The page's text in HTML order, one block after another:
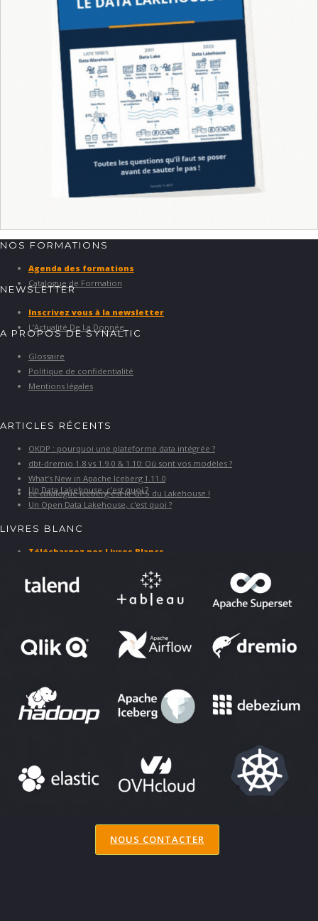
NOS FORMATIONS
Agenda des formations
Catalogue de Formation
NEWSLETTER
Inscrivez vous à la newsletter
L’Actualité De La Donnée
A PROPOS DE SYNALTIC
Glossaire
Politique de confidentialité
Mentions légales
ARTICLES RÉCENTS
OKDP : pourquoi une plateforme data intégrée ?
dbt-dremio 1.8 vs 1.9.0 & 1.10: Où sont vos modèles ?
What’s New in Apache Iceberg 1.11.0
Le catalogue Iceberg est le GPS du Lakehouse !
Un Data Lakehouse, c'est quoi ?
Un Open Data Lakehouse, c'est quoi ?
LIVRES BLANC
Téléchargez nos Livres Blancs
NOUS CONTACTER